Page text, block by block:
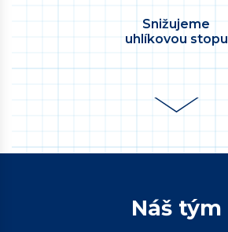
Snižujeme
uhlíkovou stopu
Náš tým